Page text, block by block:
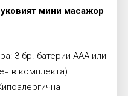
мини масажор
3 бр. батерии ААА или
в комплекта).